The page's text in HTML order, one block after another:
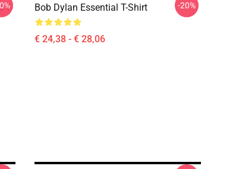
T-
Bob Dylan Essential T-Shirt
€ 24,38 - € 28,06
-20%